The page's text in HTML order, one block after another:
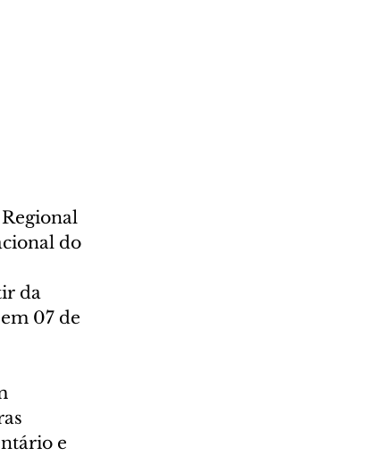
do
da
07 de
e